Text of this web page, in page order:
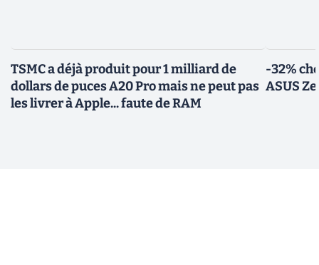
TSMC a déjà produit pour 1 milliard de
dollars de puces A20 Pro mais ne peut pas
les livrer à Apple... faute de RAM
-32%
ASUS